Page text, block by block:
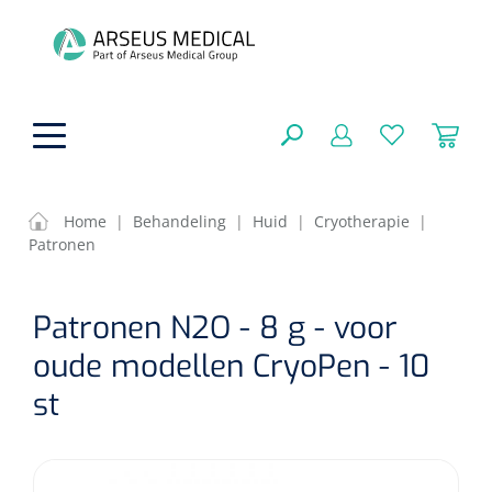
Algemene comfortzorg
Aromatherapie
Behandeling
Maagsondes
Beademing
FILTEREN
ZOEKRESULTATEN
Home | Behandeling | Huid | Cryotherapie
|
Patronen
Patronen N2O - 8 g - voor
oude modellen CryoPen - 10
st